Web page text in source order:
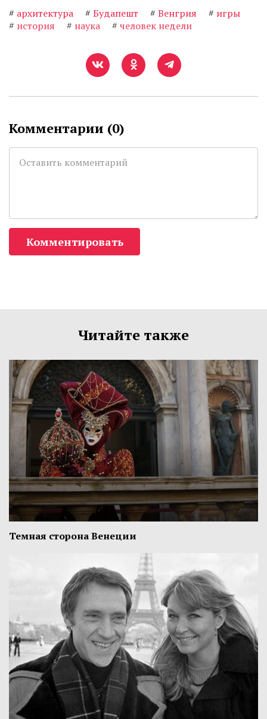
# архитектура # Будапешт # Венгрия # игры
# история # наука # человек недели
Комментарии (0)
Комментировать
Читайте также
Темная сторона Венеции